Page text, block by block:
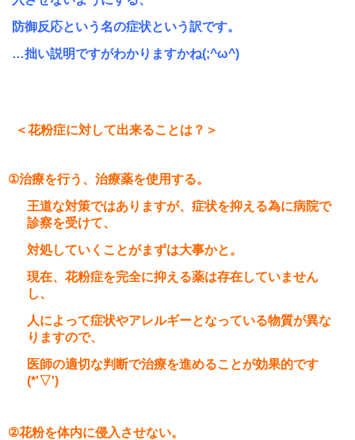
防御反応という名の症状という訳です。
…拙い説明ですがわかりますかね(;^ω^)
＜花粉症に対して出来ることは？＞
①治療を行う、治療薬を使用する。
王道な対策ではありますが、症状を抑える為に病院で
診察を受けて、
対処していくことがまずは大事かと。
現在、花粉症を完全に抑える薬は存在していません
し、
人によって症状やアレルギーとなっている物質が異な
りますので、
医師の適切な判断で治療を進めることが効果的です
(*'▽')
②花粉を体内に侵入させない。